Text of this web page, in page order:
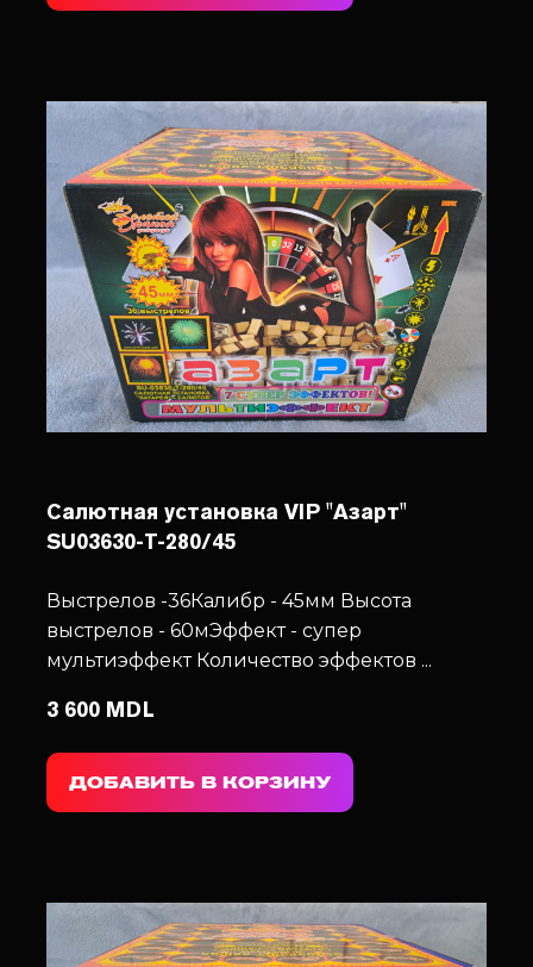
Салютная установка VIP "Азарт"
SU03630-T-280/45
Выстрелов -36Калибр - 45мм Высота
выстрелов - 60мЭффект - супер
мультиэффект Количество эффектов ...
3 600 MDL
ДОБАВИТЬ В КОРЗИНУ